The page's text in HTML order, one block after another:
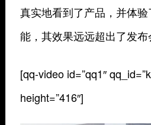
真实地看到了产品，并体
能，其效果远远超出了发布
[qq-video id=”qq1″
height=”416″]